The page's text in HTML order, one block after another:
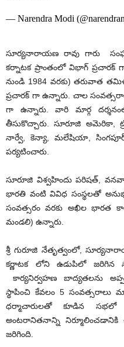
— Narendra Modi
సూర్యనారాయణ రావు గారు
కర్నాటక ప్రాంతంలో విభాగ్ ప్రచారక్
నుండి 1984 వరకు) తరువాత
ప్రచారక్ గా ఉన్నారు. చాల
గా ఉన్నారు. వారి మార్గ
తీసుకొచ్చారు. సూరూజి అమెరికా,
నార్వే, కెన్యా, మలేషియా,
పర్యటించారు.
సూరూజి విశ్వహిందు పరిషత్,
భారతి వంటి వివిధ సంస్థలతో
సంవత్సరం వరకు అఖిల భారత
మండలి) ఉన్నారు.
శ్రీ గురూజి నేతృత్వంలో,
కర్ణాటక లోని ఉడుపిలో జరిగిన
కార్యనిర్వహణ బాద్యతలను
స్థాపించి కేవలం 5 సంవత్సరాలు
ధర్మాచారులతో కూడిన
అంటరానితనాన్ని నిర్మూలించడానికి
జరిగింది.